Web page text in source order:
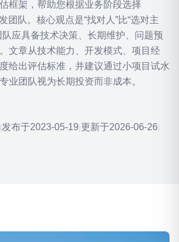
框架，帮助您根据业务阶段选择
团队。核心观点是“找对人”比“选对主
队应具备技术决策、长期维护、问题预
文章从技术能力、开发模式、项目经
给出评估标准，并建议通过小项目试水
业团队视为长期投资而非成本。
|发布于2023-05-19|更新于2026-06-26|